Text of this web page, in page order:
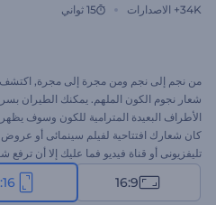
34K+ الاصدارات 15 ثواني
من نجم إلى نجم ومن مجرة إلى مجرة, اكتشف
شعار نجوم الكون الملهم. يمكنك الطيران
الأطراف البعيدة المترامية للكون وسوف
كان شعارك افتتاحية لفيلم سينمائى أو
تليفزيونى أو قناة فيديو فما عليك إلا أن
العالم البعيد. كل شىء أصبح ممكنًا مع
16:9